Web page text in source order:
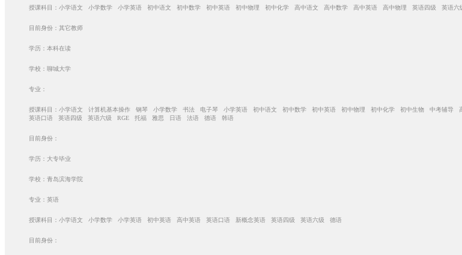
授课科目：小学语文 小学数学 小学英语 初中语文 初中数学 初中英语 初中物理 初中化学 高中语文 高中数学 高中英语 高中物理 英语四级 英语
目前身份：其它教师
学历：本科在读
学校：聊城大学
专业：
授课科目：小学语文 计算机基本操作 钢琴 小学数学 书法 电子琴 小学英语 初中语文 初中数学 初中英语 初中物理 初中化学 初中生物 中考辅
英语口语 英语四级 英语六级 RGE 托福 雅思 日语 法语 德语 韩语
目前身份：
学历：大专毕业
学校：青岛滨海学院
专业：英语
授课科目：小学语文 小学数学 小学英语 初中英语 高中英语 英语口语 新概念英语 英语四级 英语六级 德语
目前身份：